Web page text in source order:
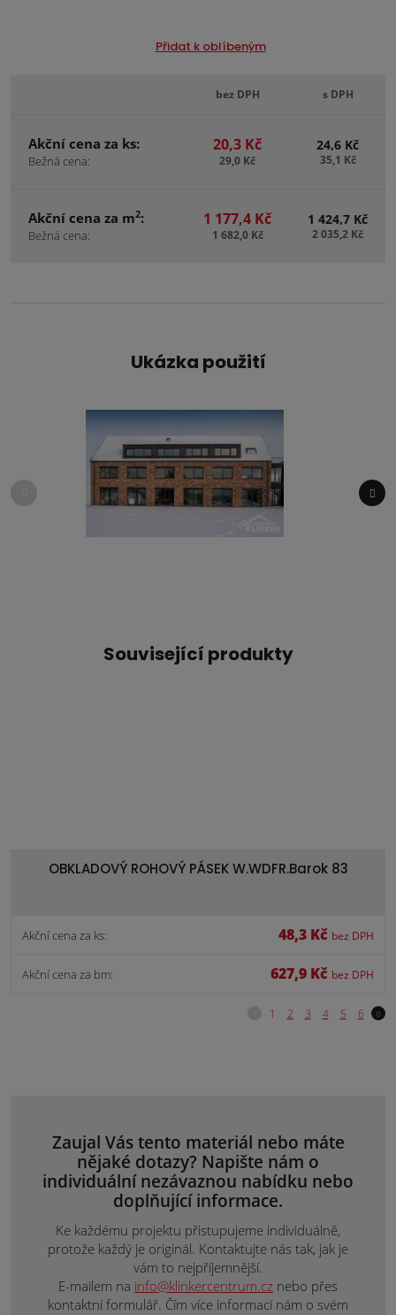
Přidat k oblíbeným
bez DPH s DPH
Akční cena za ks:
Bežná cena:
20,3 Kč
29,0 Kč
24,6 Kč
35,1 Kč
Akční cena za m2:
Bežná cena:
1 177,4 Kč
1 682,0 Kč
1 424,7 Kč
2 035,2 Kč
Ukázka použití
Související produkty
OBKLADOVÝ ROHOVÝ PÁSEK W.WDFR.Barok 83
Akční cena za ks: 48,3 Kč bez DPH
Akční cena za bm: 627,9 Kč bez DPH
Zaujal Vás tento materiál nebo máte
nějaké dotazy? Napište nám o
individuální nezávaznou nabídku nebo
doplňující informace.
Ke každému projektu přistupujeme individuálně,
protože každý je originál. Kontaktujte nás tak, jak je
vám to nejpříjemnější.
E-mailem na info@klinkercentrum.cz nebo přes
kontaktní formulář. Čím více informací nám o svém